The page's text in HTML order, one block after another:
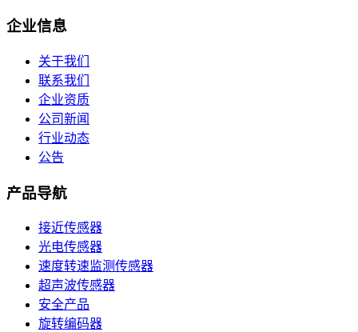
企业信息
关于我们
联系我们
企业资质
公司新闻
行业动态
公告
产品导航
接近传感器
光电传感器
速度转速监测传感器
超声波传感器
安全产品
旋转编码器